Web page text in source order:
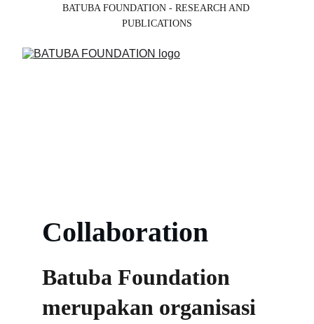
BATUBA FOUNDATION - RESEARCH AND
PUBLICATIONS
Collaboration
Batuba Foundation
merupakan organisasi